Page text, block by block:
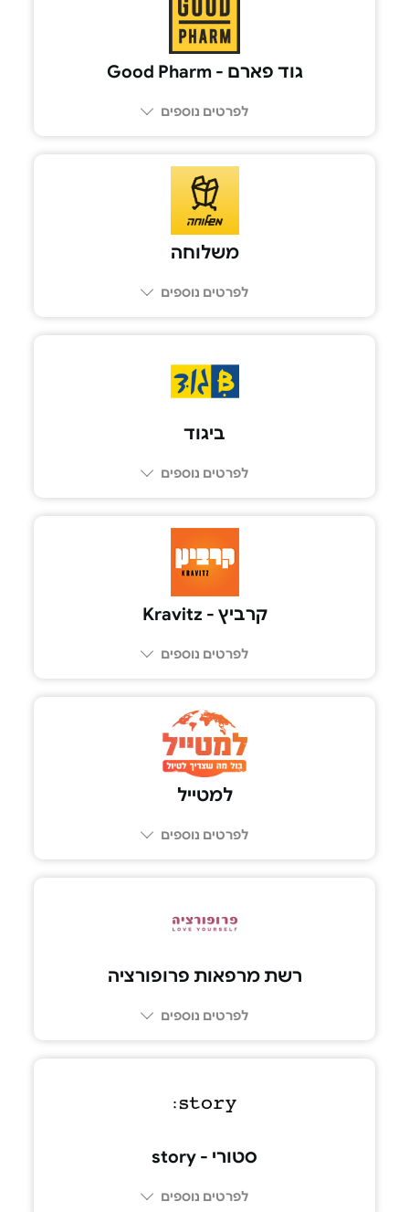
גוד פארם - Good Pharm
לפרטים נוספים
משלוחה
לפרטים נוספים
ביגוד
לפרטים נוספים
קרביץ - Kravitz
לפרטים נוספים
למטייל
לפרטים נוספים
רשת מרפאות פרופורציה
לפרטים נוספים
סטורי - story
לפרטים נוספים